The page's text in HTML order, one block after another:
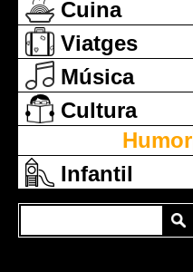
Cuina
Viatges
Música
Cultura
Humor
Infantil